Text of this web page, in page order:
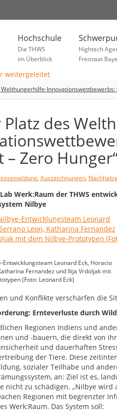
Hochschule
Die THWS
im Überblick
Hightech
Freistaat
Platz des
– Zero
, Auszeichnungen,
Werk:Raum der THWS
Nilbye
Entwicklungsteam Leonard Eck, Horacio
Fernandez und Ilija Vrdoljak mit
(Foto: Leonard Eck)
und Konflikte verschärfen die
Ernteverluste durch
Regionen Indiens und
und -bauern, die direkt von
und dauerhaften
der Tiere. Diese
sozialer Teilhabe und
an: Ziel ist es,
nicht zu schädigen. „Nilbye
Regionen mit begrenzter
Werk:Raum. Das System soll: